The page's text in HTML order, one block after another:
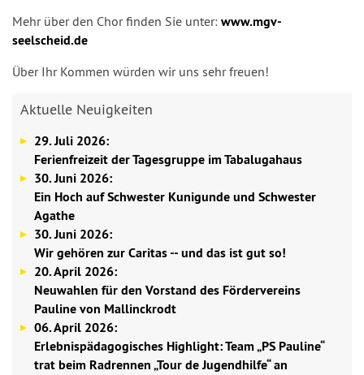
Mehr über den Chor finden Sie unter: www.mgv-
seelscheid.de
Über Ihr Kommen würden wir uns sehr freuen!
Aktuelle Neuigkeiten
29. Juli 2026:
Ferienfreizeit der Tagesgruppe im Tabalugahaus
30. Juni 2026:
Ein Hoch auf Schwester Kunigunde und Schwester
Agathe
30. Juni 2026:
Wir gehören zur Caritas -- und das ist gut so!
20. April 2026:
Neuwahlen für den Vorstand des Fördervereins
Pauline von Mallinckrodt
06. April 2026:
Erlebnispädagogisches Highlight: Team „PS Pauline“
trat beim Radrennen „Tour de Jugendhilfe“ an